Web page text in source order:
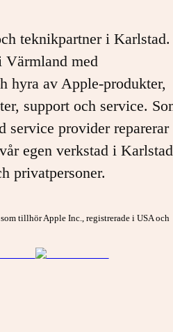
teknikpartner i Karlstad.
med
hyra av Apple-produkter,
support och service.
service provider
egen verkstad i
privatpersoner.
tillhör Apple Inc., registrerade i USA och